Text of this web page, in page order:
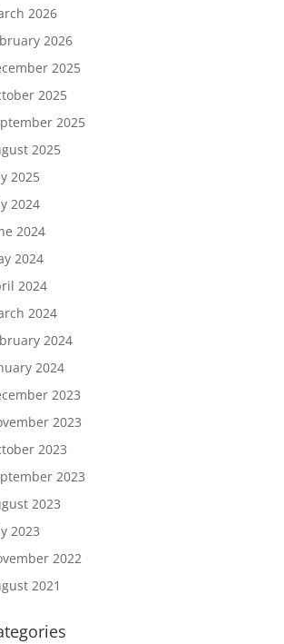
2026
2026
2025
2025
2025
2025
2025
2024
2024
2024
2024
2024
2024
2024
2023
2023
2023
2023
2023
2023
2022
2021